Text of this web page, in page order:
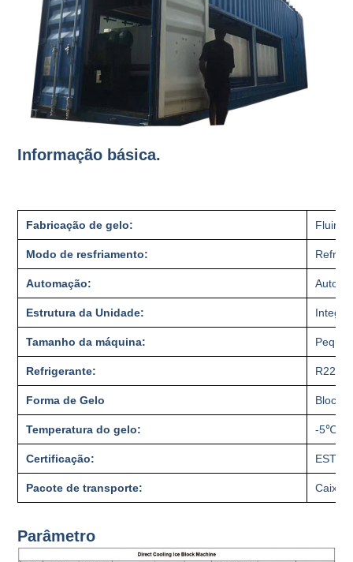
Informação básica.
Fabricação de gelo: Fluir
Modo de resfriamento:
Automação:
Estrutura da Unidade:
Tamanho da máquina:
Refrigerante:
Forma de Gelo Bloco
Temperatura do gelo: -5℃~-
Certificação: ESTA
Pacote de transporte: Caixa
Parâmetro